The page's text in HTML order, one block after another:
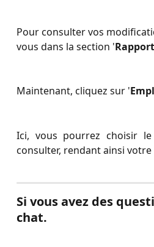
Pour consulter vos
vous dans la section '
Maintenant, cliquez sur '
Ici, vous pourrez choisir
consulter, rendant ainsi
Si vous avez des
chat.